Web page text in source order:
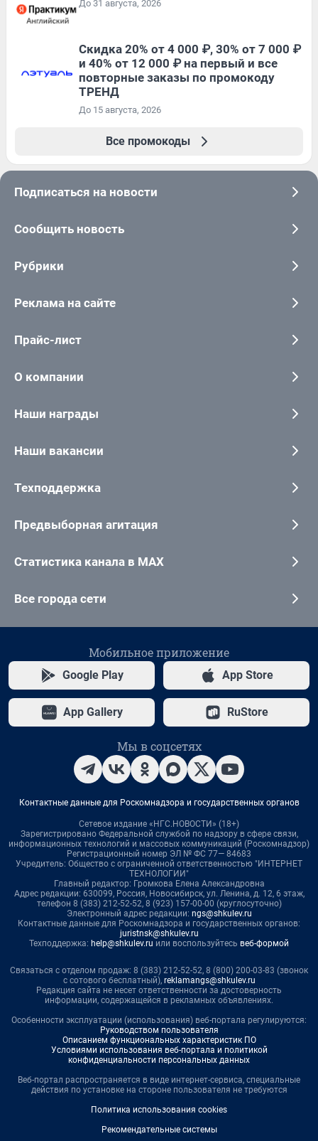
До 31 августа, 2026
Скидка 20% от 4 000 ₽, 30% от 7 000 ₽
и 40% от 12 000 ₽ на первый и все
повторные заказы по промокоду
ТРЕНД
До 15 августа, 2026
Все промокоды
Подписаться на новости
Сообщить новость
Рубрики
Реклама на сайте
Прайс-лист
О компании
Наши награды
Наши вакансии
Техподдержка
Предвыборная агитация
Статистика канала в MAX
Все города сети
Мобильное приложение
Google Play App Store
App Gallery RuStore
Мы в соцсетях
Контактные данные для Роскомнадзора и государственных органов
Сетевое издание «НГС.НОВОСТИ» (18+)
Зарегистрировано Федеральной службой по надзору в сфере связи,
информационных технологий и массовых коммуникаций (Роскомнадзор)
Регистрационный номер ЭЛ № ФС 77— 84683
Учредитель: Общество с ограниченной ответственностью "ИНТЕРНЕТ
ТЕХНОЛОГИИ"
Главный редактор: Громкова Елена Александровна
Адрес редакции: 630099, Россия, Новосибирск, ул. Ленина, д. 12, 6 этаж,
телефон 8 (383) 212-52-52, 8 (923) 157-00-00 (круглосуточно)
Электронный адрес редакции: ngs@shkulev.ru
Контактные данные для Роскомнадзора и государственных органов:
juristnsk@shkulev.ru
Техподдержка: help@shkulev.ru или воспользуйтесь веб-формой
Связаться с отделом продаж: 8 (383) 212-52-52, 8 (800) 200-03-83 (звонок
с сотового бесплатный), reklamangs@shkulev.ru
Редакция сайта не несет ответственности за достоверность
информации, содержащейся в рекламных объявлениях.
Особенности эксплуатации (использования) веб-портала регулируются:
Руководством пользователя
Описанием функциональных характеристик ПО
Условиями использования веб-портала и политикой
конфиденциальности персональных данных
Веб-портал распространяется в виде интернет-сервиса, специальные
действия по установке на стороне пользователя не требуются
Политика использования cookies
Рекомендательные системы